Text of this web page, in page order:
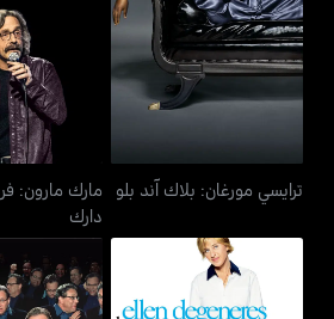
ترايسي مورغان: بلاك آند بلو
ترايسي مورغان: بلاك آند بلو مارك مارون:
دارك